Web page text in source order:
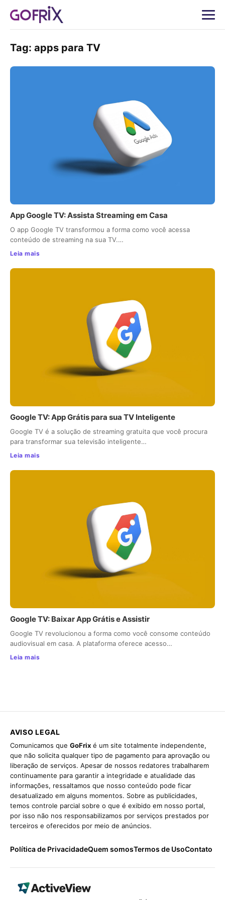
Tag: apps para TV
App Google TV: Assista Streaming em Casa
O app Google TV transformou a forma como você acessa
conteúdo de streaming na sua TV.…
Leia mais
Google TV: App Grátis para sua TV Inteligente
Google TV é a solução de streaming gratuita que você procura
para transformar sua televisão inteligente…
Leia mais
Google TV: Baixar App Grátis e Assistir
Google TV revolucionou a forma como você consome conteúdo
audiovisual em casa. A plataforma oferece acesso…
Leia mais
AVISO LEGAL
Comunicamos que GoFrix é um site totalmente independente,
que não solicita qualquer tipo de pagamento para aprovação ou
liberação de serviços. Apesar de nossos redatores trabalharem
continuamente para garantir a integridade e atualidade das
informações, ressaltamos que nosso conteúdo pode ficar
desatualizado em alguns momentos. Sobre as publicidades,
temos controle parcial sobre o que é exibido em nosso portal,
por isso não nos responsabilizamos por serviços prestados por
terceiros e oferecidos por meio de anúncios.
Política de PrivacidadeQuem somosTermos de UsoContato